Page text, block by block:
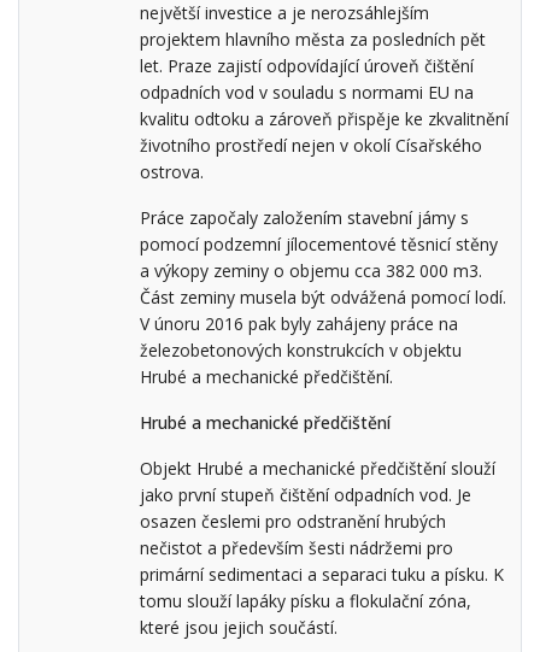
největší investice a je nerozsáhlejším
projektem hlavního města za posledních pět
let. Praze zajistí odpovídající úroveň čištění
odpadních vod v souladu s normami EU na
kvalitu odtoku a zároveň přispěje ke zkvalitnění
životního prostředí nejen v okolí Císařského
ostrova.
Práce započaly založením stavební jámy s
pomocí podzemní jílocementové těsnicí stěny
a výkopy zeminy o objemu cca 382 000 m3.
Část zeminy musela být odvážená pomocí lodí.
V únoru 2016 pak byly zahájeny práce na
železobetonových konstrukcích v objektu
Hrubé a mechanické předčištění.
Hrubé a mechanické předčištění
Objekt Hrubé a mechanické předčištění slouží
jako první stupeň čištění odpadních vod. Je
osazen česlemi pro odstranění hrubých
nečistot a především šesti nádržemi pro
primární sedimentaci a separaci tuku a písku. K
tomu slouží lapáky písku a flokulační zóna,
které jsou jejich součástí.